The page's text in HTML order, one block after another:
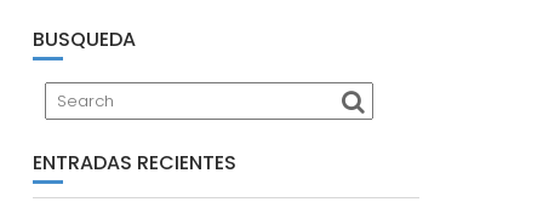
BUSQUEDA
ENTRADAS RECIENTES